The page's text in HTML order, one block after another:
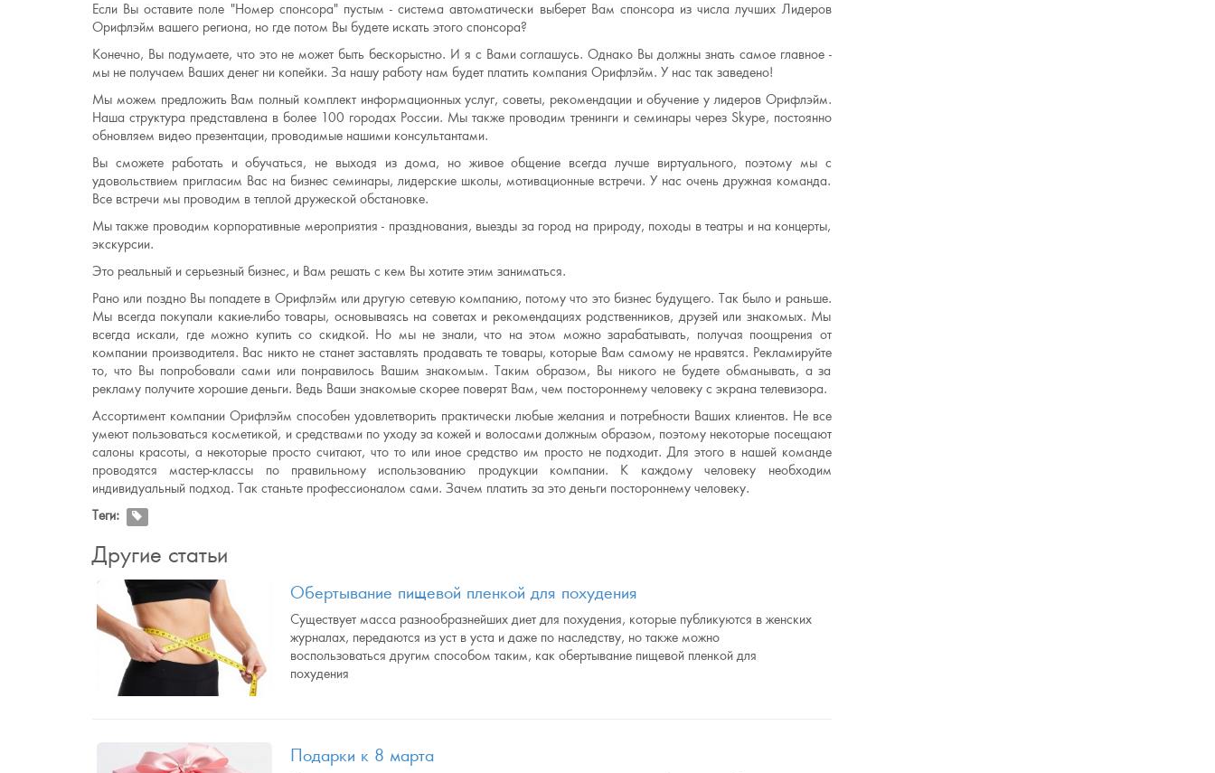
Если Вы оставите поле "Номер спонсора" пустым - система автоматически выберет Вам спонсора из числа лучших Лидеров
Орифлэйм вашего региона, но где потом Вы будете искать этого спонсора?
Конечно, Вы подумаете, что это не может быть бескорыстно. И я с Вами соглашусь. Однако Вы должны знать самое главное -
мы не получаем Ваших денег ни копейки. За нашу работу нам будет платить компания Орифлэйм. У нас так заведено!
Мы можем предложить Вам полный комплект информационных услуг, советы, рекомендации и обучение у лидеров Орифлэйм.
Наша структура представлена в более 100 городах России. Мы также проводим тренинги и семинары через Skype, постоянно
обновляем видео презентации, проводимые нашими консультантами.
Вы сможете работать и обучаться, не выходя из дома, но живое общение всегда лучше виртуального, поэтому мы с
удовольствием пригласим Вас на бизнес семинары, лидерские школы, мотивационные встречи. У нас очень дружная команда.
Все встречи мы проводим в теплой дружеской обстановке.
Мы также проводим корпоративные мероприятия - празднования, выезды за город на природу, походы в театры и на концерты,
экскурсии.
Это реальный и серьезный бизнес, и Вам решать с кем Вы хотите этим заниматься.
Рано или поздно Вы попадете в Орифлэйм или другую сетевую компанию, потому что это бизнес будущего. Так было и раньше.
Мы всегда покупали какие-либо товары, основываясь на советах и рекомендациях родственников, друзей или знакомых. Мы
всегда искали, где можно купить со скидкой. Но мы не знали, что на этом можно зарабатывать, получая поощрения от
компании производителя. Вас никто не станет заставлять продавать те товары, которые Вам самому не нравятся. Рекламируйте
то, что Вы попробовали сами или понравилось Вашим знакомым. Таким образом, Вы никого не будете обманывать, а за
рекламу получите хорошие деньги. Ведь Ваши знакомые скорее поверят Вам, чем постороннему человеку с экрана телевизора.
Ассортимент компании Орифлэйм способен удовлетворить практически любые желания и потребности Ваших клиентов. Не все
умеют пользоваться косметикой, и средствами по уходу за кожей и волосами должным образом, поэтому некоторые посещают
салоны красоты, а некоторые просто считают, что то или иное средство им просто не подходит. Для этого в нашей команде
проводятся мастер-классы по правильному использованию продукции компании. К каждому человеку необходим
индивидуальный подход. Так станьте профессионалом сами. Зачем платить за это деньги постороннему человеку.
Теги:
Другие статьи
Обертывание пищевой пленкой для похудения
Существует масса разнообразнейших диет для похудения, которые публикуются в женских
журналах, передаются из уст в уста и даже по наследству, но также можно
воспользоваться другим способом таким, как обертывание пищевой пленкой для
похудения
Подарки к 8 марта